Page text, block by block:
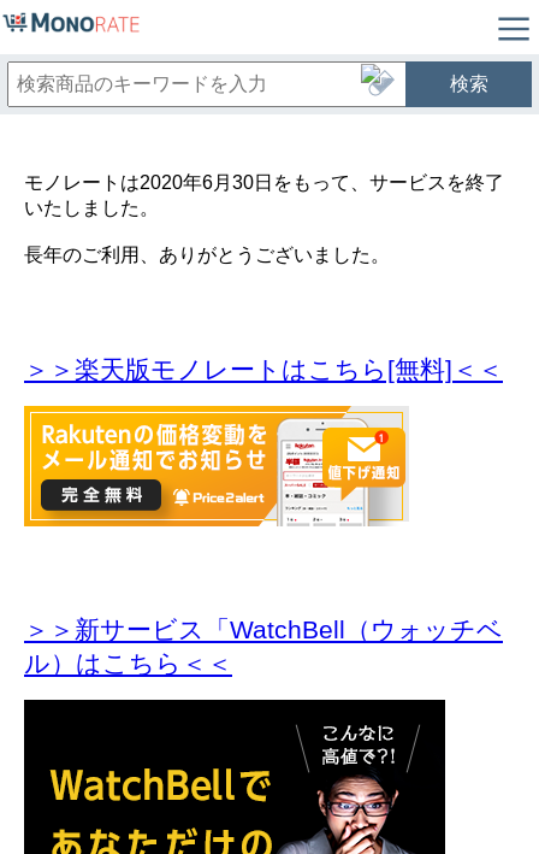
検索
モノレートは2020年6月30日をもって、サービスを終了
いたしました。
長年のご利用、ありがとうございました。
＞＞楽天版モノレートはこちら[無料]＜＜
＞＞新サービス「WatchBell（ウォッチベ
ル）はこちら＜＜